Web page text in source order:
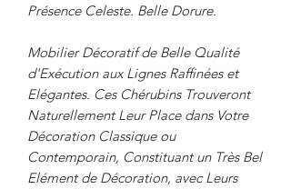
Présence Celeste. Belle Dorure.
Mobilier Décoratif de Belle Qualité
d'Exécution aux Lignes Raffinées et
Elégantes. Ces Chérubins Trouveront
Naturellement Leur Place dans Votre
Décoration Classique ou
Contemporain, Constituant un Très Bel
Elément de Décoration, avec Leurs